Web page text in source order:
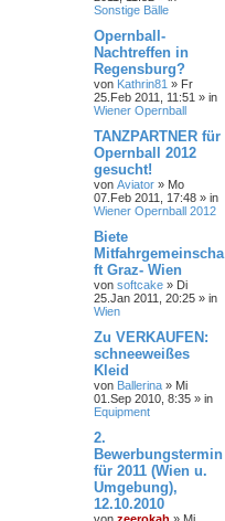
Sonstige Bälle
Opernball-
Nachtreffen in
Regensburg?
von Kathrin81 » Fr
25.Feb 2011, 11:51 » in
Wiener Opernball
TANZPARTNER für
Opernball 2012
gesucht!
von Aviator » Mo
07.Feb 2011, 17:48 » in
Wiener Opernball 2012
Biete
Mitfahrgemeinscha
ft Graz- Wien
von softcake » Di
25.Jan 2011, 20:25 » in
Wien
Zu VERKAUFEN:
schneeweißes
Kleid
von Ballerina » Mi
01.Sep 2010, 8:35 » in
Equipment
2.
Bewerbungstermin
für 2011 (Wien u.
Umgebung),
12.10.2010